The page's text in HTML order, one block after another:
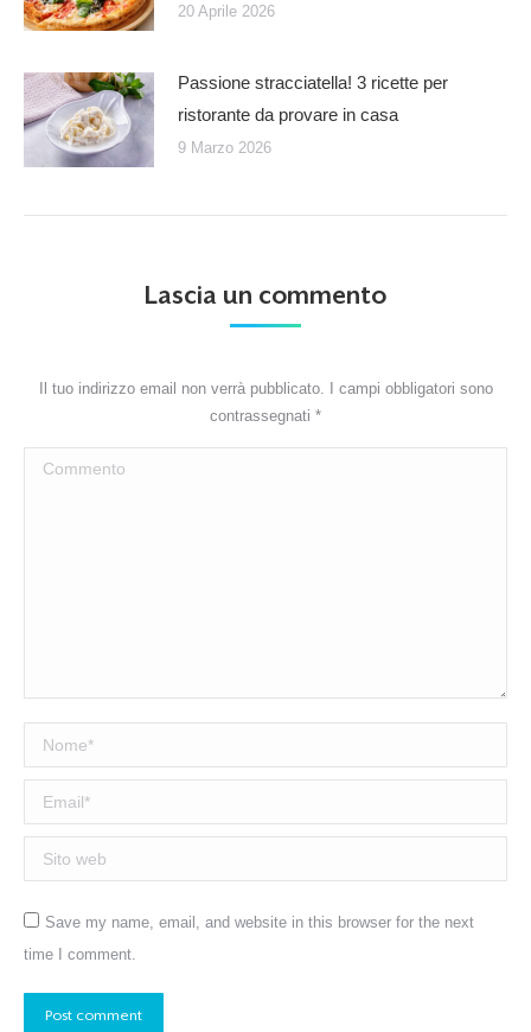
20 Aprile 2026
Passione stracciatella! 3 ricette per
ristorante da provare in casa
9 Marzo 2026
Lascia un commento
Il tuo indirizzo email non verrà pubblicato. I campi obbligatori sono
contrassegnati *
Commento
Nome *
Email *
Sito web
Save my name, email, and website in this browser for the next
time I comment.
Post comment